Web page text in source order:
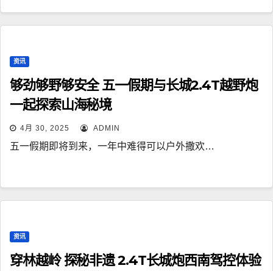
资讯
够劲够野够安全 五一假期与长城2.4T越野炮
一起探索山海秘境
4月 30, 2025 ADMIN
五一假期即将到来，一年中难得可以户外撒欢…
资讯
穿林越岭 探秘非遗 2.4T长城炮西南驾控体验